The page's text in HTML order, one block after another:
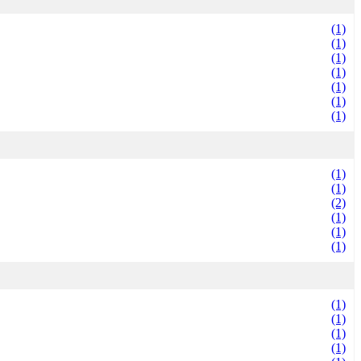
(1)
(1)
(1)
(1)
(1)
(1)
(1)
(1)
(1)
(2)
(1)
(1)
(1)
(1)
(1)
(1)
(1)